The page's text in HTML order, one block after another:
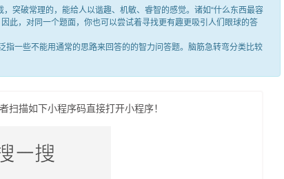
破常理的，能给人以谐趣、机敏、睿智的感觉。诸如“什么东西最容
此，对同一个题面，你也可以尝试着寻找更有趣更吸引人们眼球的答
一些不能用通常的思路来回答的的智力问答题。脑筋急转弯分类比较
扫描如下小程序码直接打开小程序！